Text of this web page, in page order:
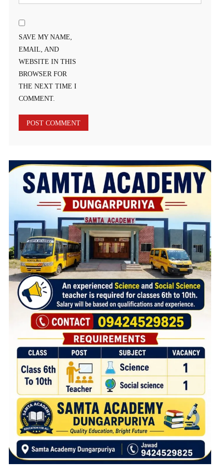
SAVE MY NAME,
EMAIL, AND
WEBSITE IN THIS
BROWSER FOR
THE NEXT TIME I
COMMENT.